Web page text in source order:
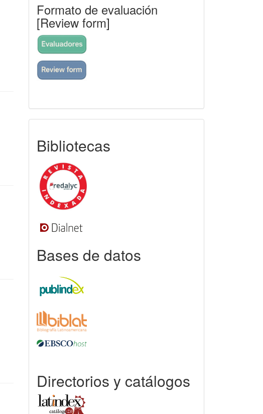
Formato de evaluación
[Review form]
Bibliotecas
Bases de datos
Directorios y catálogos